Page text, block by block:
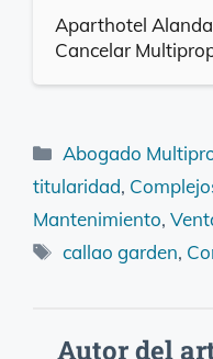
Aparthotel
Cancelar
Categorías
Abogado
titularidad,
Mantenimiento,
Etiquetas
callao garden,
Autor del